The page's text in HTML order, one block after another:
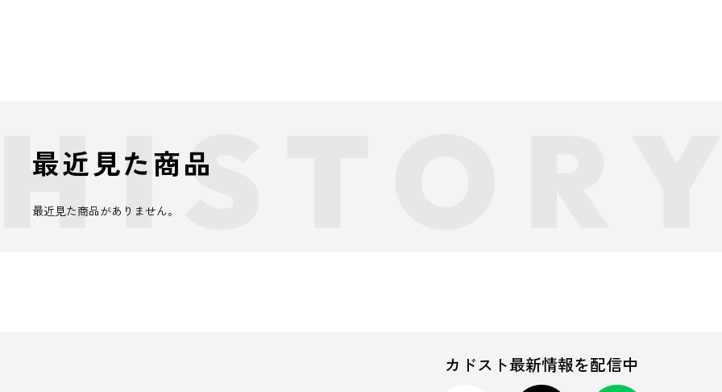
最近見た商品
最近見た商品がありません。
カドスト最新情報を配信中